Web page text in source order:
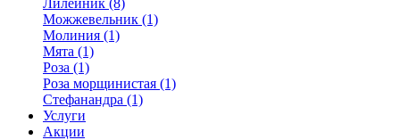
Лилейник (8)
Можжевельник (1)
Молиния (1)
Мята (1)
Роза (1)
Роза морщинистая (1)
Стефанандра (1)
Услуги
Акции